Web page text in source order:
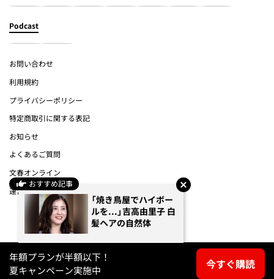
おすすめ記事
「焼き鳥屋でハイボー
ルを...」吉高由里子 白
髪ヘアの自然体
Podcast
お問い合わせ
利用規約
プライバシーポリシー
特定商取引に関する表記
お知らせ
よくあるご質問
文春オンライン
運営会社
(c) Bungeishunju Ltd.
年額プランが半額以下！
夏キャンペーン実施中
今すぐ購読